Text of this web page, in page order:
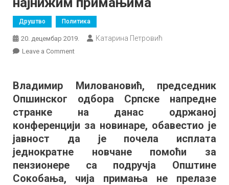
Друштво Политика
20. децембар 2019. Катарина Петровић
Leave a Commenton
Почела
исплата
једнократне
за
сокобањске
пензионере
са
Владимир Миловановић, председник
Опшинског одбора Српске напредне
странке на данас одржаној
конференцији за новинаре, обавестио је
јавност да је почела исплата
једнократне новчане помоћи за
пензионере са подручја Општине
Сокобања, чија примања не прелазе